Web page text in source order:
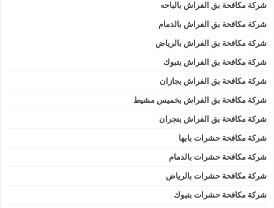
شركة مكافحة بق الفراش بالباحه
شركة مكافحة بق الفراش بالدمام
شركة مكافحة بق الفراش بالرياض
شركة مكافحة بق الفراش بتبوك
شركة مكافحة بق الفراش بجازان
شركة مكافحة بق الفراش بخميس مشيط
شركة مكافحة بق الفراش بنجران
شركة مكافحة حشرات بابها
شركة مكافحة حشرات بالدمام
شركة مكافحة حشرات بالرياض
شركة مكافحة حشرات بتبوك